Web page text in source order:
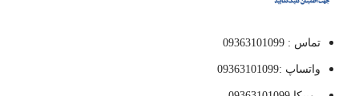
تماس : 09363101099
واتساپ :09363101099